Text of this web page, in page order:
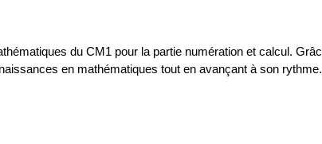
du CM1 pour la partie numération et calcul.
en mathématiques tout en avançant à son rythme.